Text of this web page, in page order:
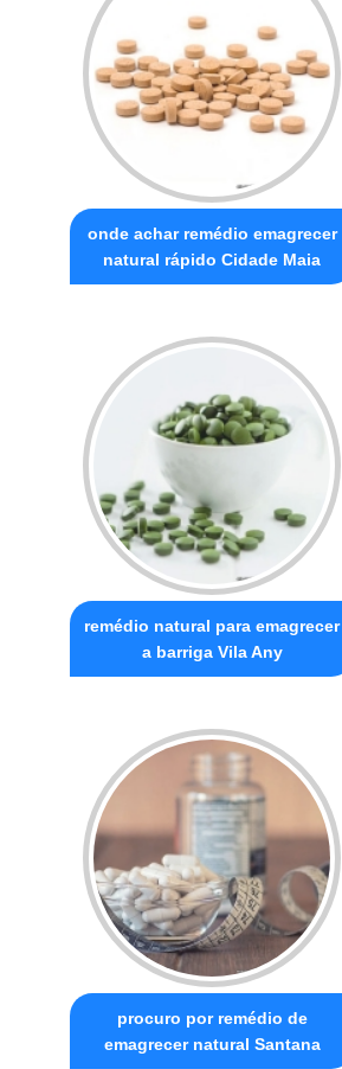
onde achar remédio emagrecer
natural rápido Cidade Maia
remédio natural para emagrecer
a barriga Vila Any
procuro por remédio de
emagrecer natural Santana